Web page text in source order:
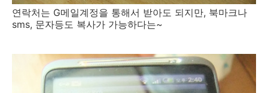
연락처는 G메일계정을 통해서 받아도 되지만, 북마크나
sms, 문자등도 복사가 가능하다는~